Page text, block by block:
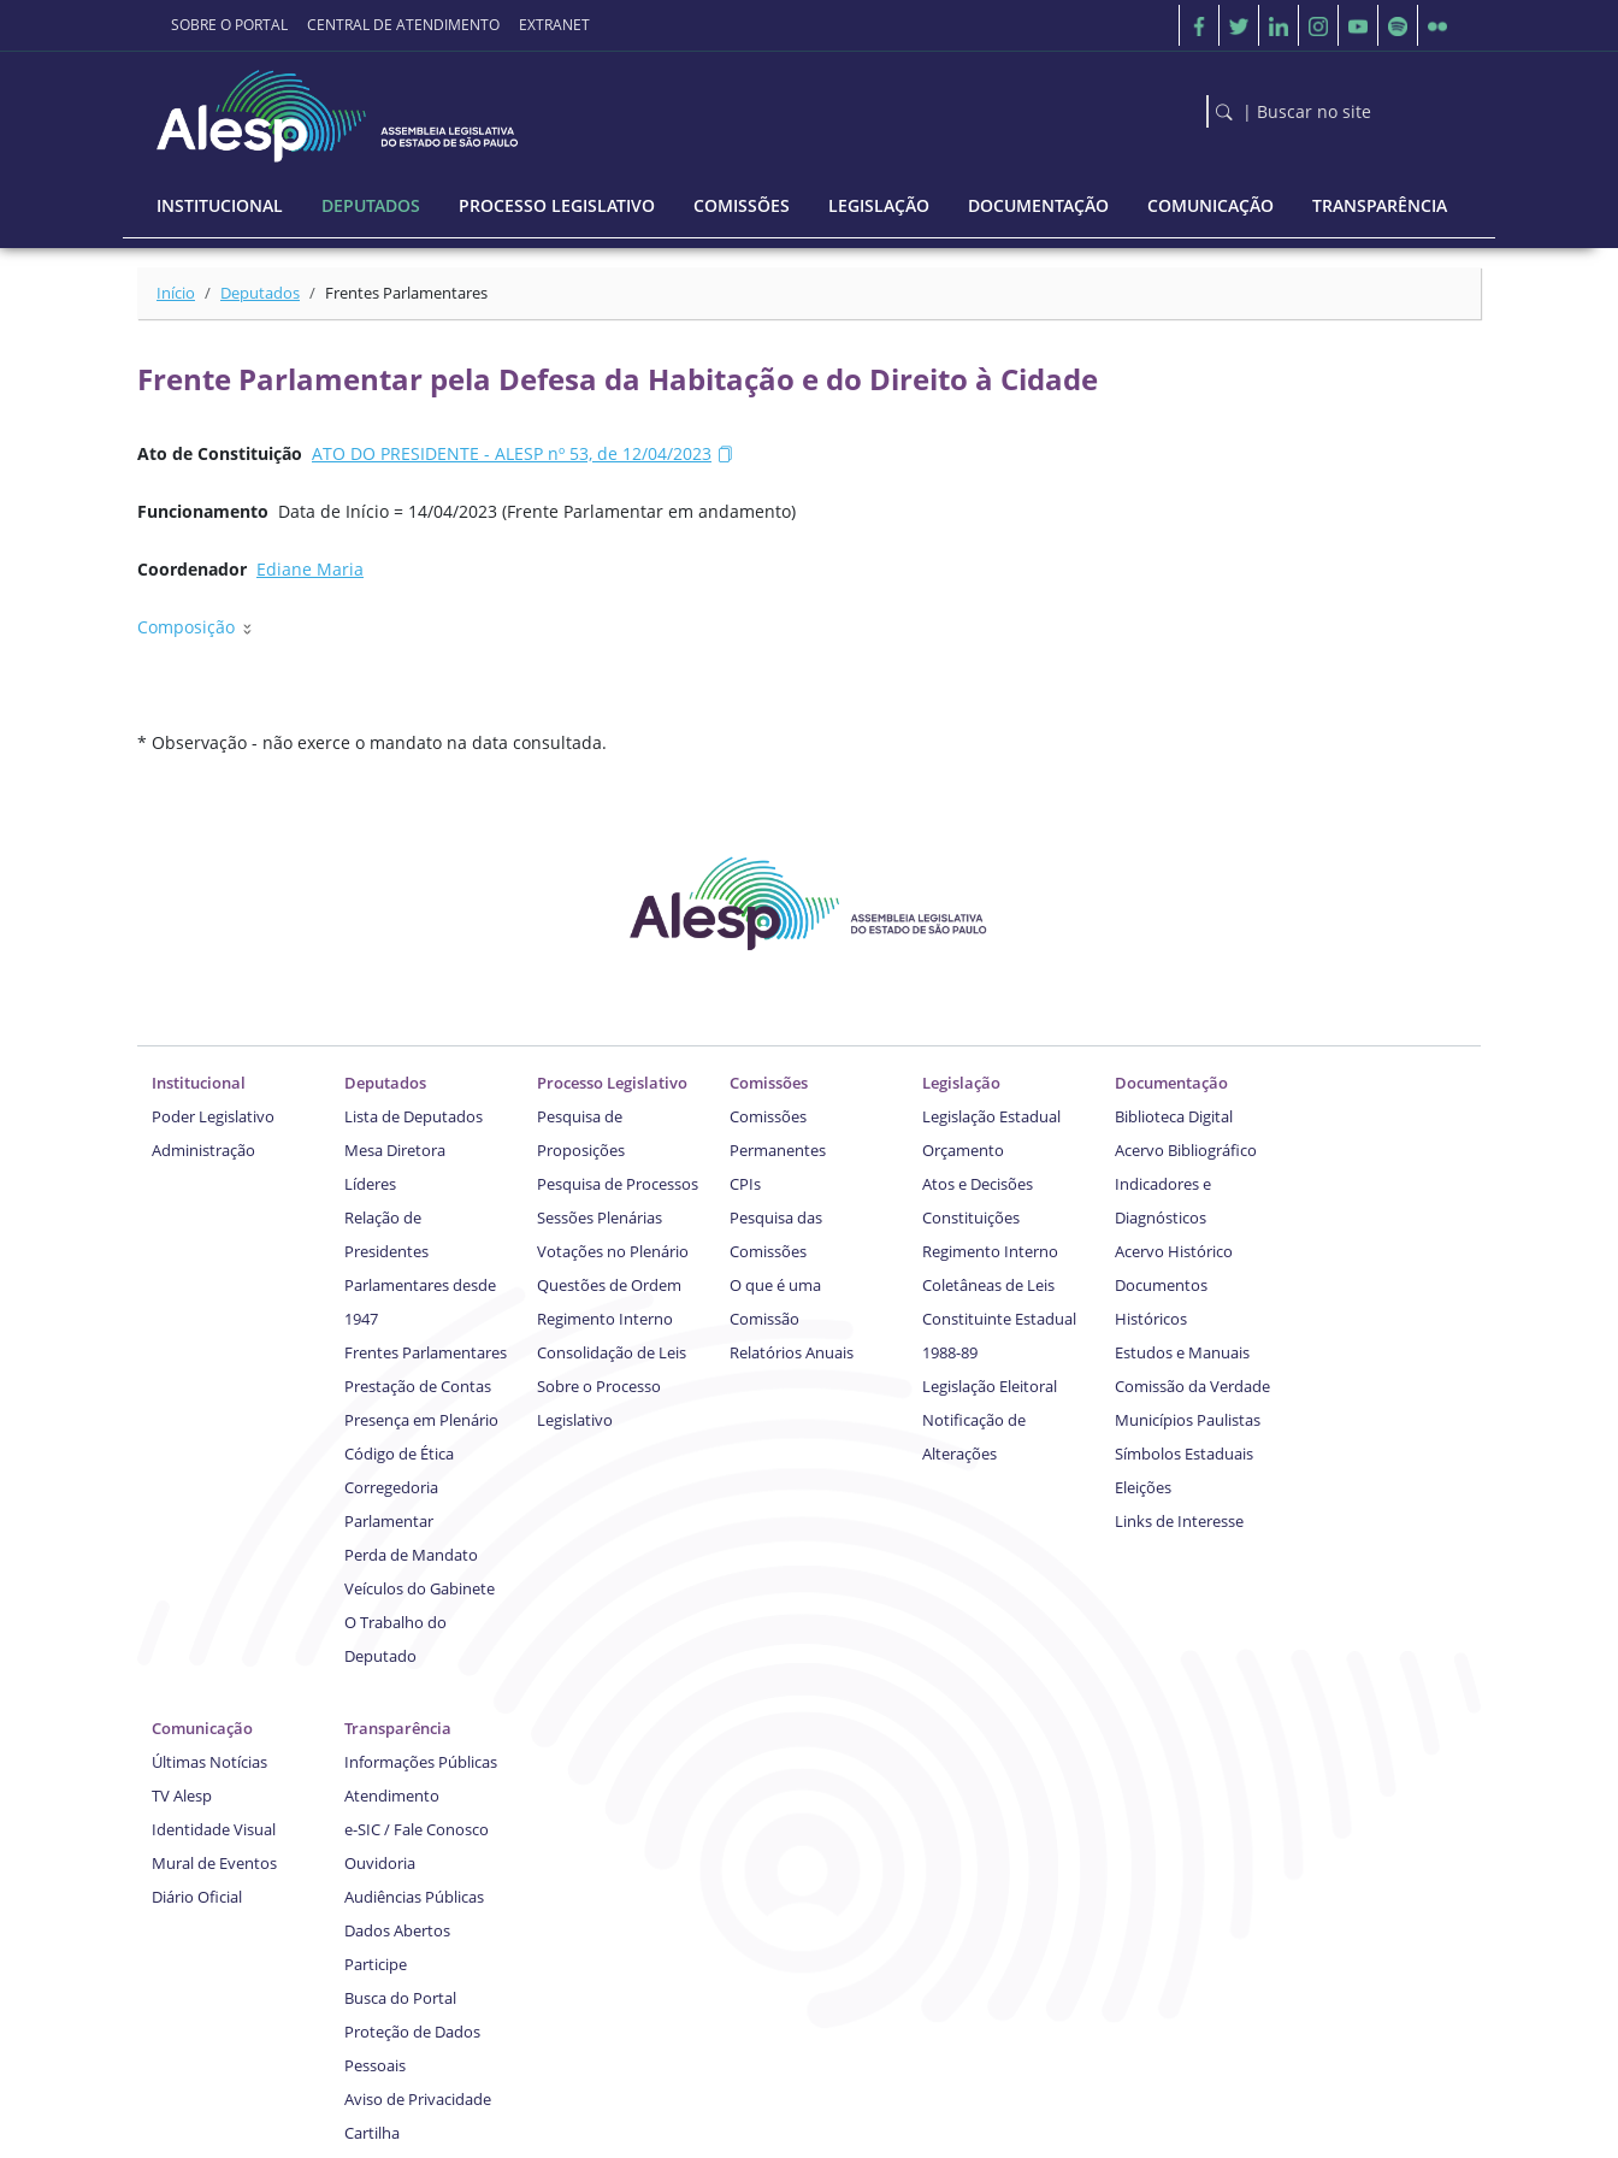
Ir para o conteúdo principal
SOBRE O PORTAL CENTRAL DE ATENDIMENTO EXTRANET
| Buscar no site
INSTITUCIONAL DEPUTADOS PROCESSO LEGISLATIVO COMISSÕES LEGISLAÇÃO DOCUMENTAÇÃO COMUNICAÇÃO TRANSPARÊNCIA
Início Deputados Frentes Parlamentares
Frente Parlamentar pela Defesa da Habitação e do Direito à Cidade
Ato de Constituição ATO DO PRESIDENTE - ALESP nº 53, de 12/04/2023
Funcionamento Data de Início = 14/04/2023 (Frente Parlamentar em andamento)
Coordenador Ediane Maria
Composição
* Observação - não exerce o mandato na data consultada.
Institucional
Poder Legislativo
Administração
Deputados
Lista de Deputados
Mesa Diretora
Líderes
Relação de
Presidentes
Parlamentares desde
1947
Frentes Parlamentares
Prestação de Contas
Presença em Plenário
Código de Ética
Corregedoria
Parlamentar
Perda de Mandato
Veículos do Gabinete
O Trabalho do
Deputado
Processo Legislativo
Pesquisa de
Proposições
Pesquisa de Processos
Sessões Plenárias
Votações no Plenário
Questões de Ordem
Regimento Interno
Consolidação de Leis
Sobre o Processo
Legislativo
Comissões
Comissões
Permanentes
CPIs
Pesquisa das
Comissões
O que é uma
Comissão
Relatórios Anuais
Legislação
Legislação Estadual
Orçamento
Atos e Decisões
Constituições
Regimento Interno
Coletâneas de Leis
Constituinte Estadual
1988-89
Legislação Eleitoral
Notificação de
Alterações
Documentação
Biblioteca Digital
Acervo Bibliográfico
Indicadores e
Diagnósticos
Acervo Histórico
Documentos
Históricos
Estudos e Manuais
Comissão da Verdade
Municípios Paulistas
Símbolos Estaduais
Eleições
Links de Interesse
Comunicação
Últimas Notícias
TV Alesp
Identidade Visual
Mural de Eventos
Diário Oficial
Transparência
Informações Públicas
Atendimento
e-SIC / Fale Conosco
Ouvidoria
Audiências Públicas
Dados Abertos
Participe
Busca do Portal
Proteção de Dados
Pessoais
Aviso de Privacidade
Cartilha